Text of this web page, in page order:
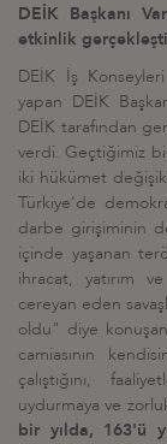
DEİK Başkanı
etkinlik
DEİK İş
yapan DEİK
DEİK tarafından
verdi. Geçtiğimiz
iki hükümet
Türkiye'de
darbe girişiminin
içinde yaşanan
ihracat, yatırım
cereyan eden
oldu" diye
camiasının
çalıştığını,
uydurmaya ve
bir yılda, 163'ü